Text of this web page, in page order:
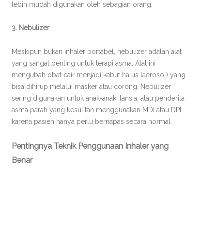
lebih mudah digunakan oleh sebagian orang.
3. Nebulizer
Meskipun bukan inhaler portabel, nebulizer adalah alat
yang sangat penting untuk terapi asma. Alat ini
mengubah obat cair menjadi kabut halus (aerosol) yang
bisa dihirup melalui masker atau corong. Nebulizer
sering digunakan untuk anak-anak, lansia, atau penderita
asma parah yang kesulitan menggunakan MDI atau DPI,
karena pasien hanya perlu bernapas secara normal.
Pentingnya Teknik Penggunaan Inhaler yang
Benar